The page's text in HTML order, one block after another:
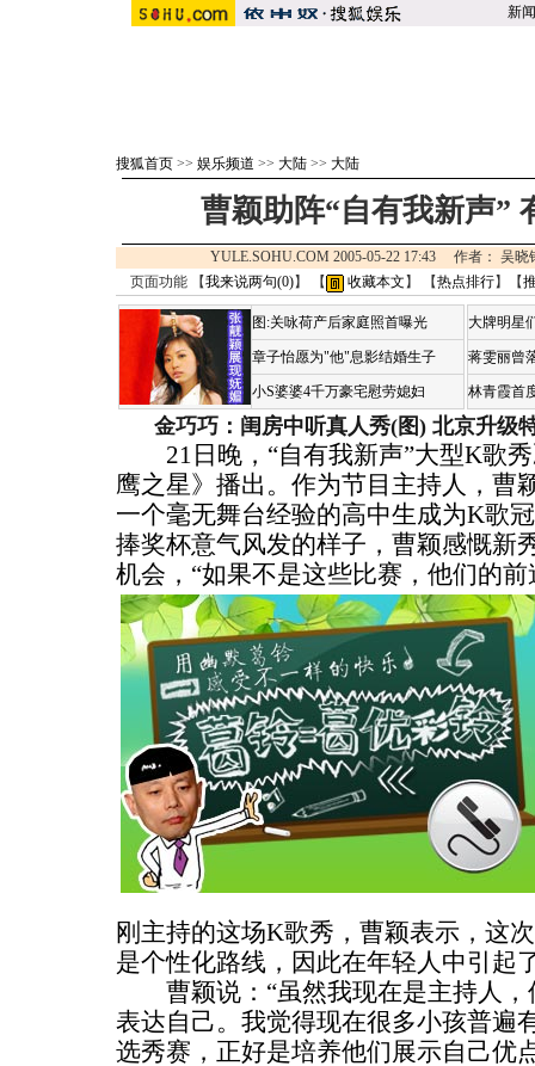
新闻
搜狐首页 >> 娱乐频道 >> 大陆 >> 大陆
曹颖助阵“自有我新声”
YULE.SOHU.COM 2005-05-22 17:43 作者： 吴
页面功能 【我来说两句(0)】 【 收藏本文 】 【热点排行】【
图:关咏荷产后家庭照首曝光
章子怡愿为"他"息影结婚生子
小S婆婆4千万豪宅慰劳媳妇
大牌明星
蒋雯丽曾
林青霞首
金巧巧：闺房中听真人秀(图) 北京升级
21日晚，“自有我新声”大型K歌秀
鹰之星》播出。作为节目主持人，曹
一个毫无舞台经验的高中生成为K歌
捧奖杯意气风发的样子，曹颖感慨新
机会，“如果不是这些比赛，他们的
刚主持的这场K歌秀，曹颖表示，这
是个性化路线，因此在年轻人中引起
曹颖说：“虽然我现在是主持人，
表达自己。我觉得现在很多小孩普遍
选秀赛，正好是培养他们展示自己优